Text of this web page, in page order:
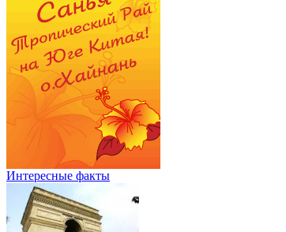
Интересные факты